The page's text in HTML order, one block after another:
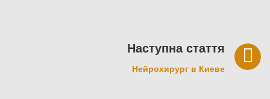
Наступна стаття
Нейрохирург в Киеве